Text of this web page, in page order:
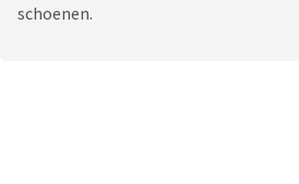
schoenen.